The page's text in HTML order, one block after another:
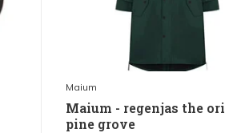
Maium
Maium - regenjas the
pine grove